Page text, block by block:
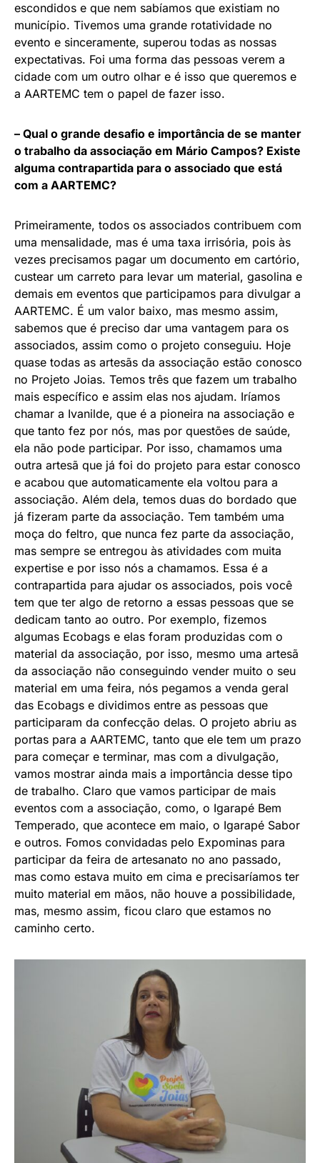
escondidos e que nem sabíamos que existiam no
município. Tivemos uma grande rotatividade no
evento e sinceramente, superou todas as nossas
expectativas. Foi uma forma das pessoas verem a
cidade com um outro olhar e é isso que queremos e
a AARTEMC tem o papel de fazer isso.
– Qual o grande desafio e importância de se manter
o trabalho da associação em Mário Campos? Existe
alguma contrapartida para o associado que está
com a AARTEMC?
Primeiramente, todos os associados contribuem com
uma mensalidade, mas é uma taxa irrisória, pois às
vezes precisamos pagar um documento em cartório,
custear um carreto para levar um material, gasolina e
demais em eventos que participamos para divulgar a
AARTEMC. É um valor baixo, mas mesmo assim,
sabemos que é preciso dar uma vantagem para os
associados, assim como o projeto conseguiu. Hoje
quase todas as artesãs da associação estão conosco
no Projeto Joias. Temos três que fazem um trabalho
mais específico e assim elas nos ajudam. Iríamos
chamar a Ivanilde, que é a pioneira na associação e
que tanto fez por nós, mas por questões de saúde,
ela não pode participar. Por isso, chamamos uma
outra artesã que já foi do projeto para estar conosco
e acabou que automaticamente ela voltou para a
associação. Além dela, temos duas do bordado que
já fizeram parte da associação. Tem também uma
moça do feltro, que nunca fez parte da associação,
mas sempre se entregou às atividades com muita
expertise e por isso nós a chamamos. Essa é a
contrapartida para ajudar os associados, pois você
tem que ter algo de retorno a essas pessoas que se
dedicam tanto ao outro. Por exemplo, fizemos
algumas Ecobags e elas foram produzidas com o
material da associação, por isso, mesmo uma artesã
da associação não conseguindo vender muito o seu
material em uma feira, nós pegamos a venda geral
das Ecobags e dividimos entre as pessoas que
participaram da confecção delas. O projeto abriu as
portas para a AARTEMC, tanto que ele tem um prazo
para começar e terminar, mas com a divulgação,
vamos mostrar ainda mais a importância desse tipo
de trabalho. Claro que vamos participar de mais
eventos com a associação, como, o Igarapé Bem
Temperado, que acontece em maio, o Igarapé Sabor
e outros. Fomos convidadas pelo Expominas para
participar da feira de artesanato no ano passado,
mas como estava muito em cima e precisaríamos ter
muito material em mãos, não houve a possibilidade,
mas, mesmo assim, ficou claro que estamos no
caminho certo.